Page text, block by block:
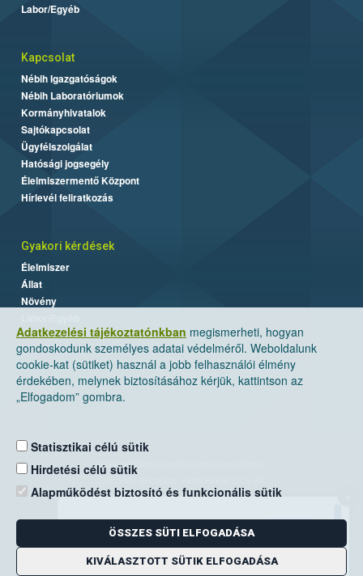
Adatkezelési tájékoztatónkban megismerheti, hogyan
gondoskodunk személyes adatai védelméről. Weboldalunk
cookie-kat (sütiket) használ a jobb felhasználói élmény
érdekében, melynek biztosításához kérjük, kattintson az
„Elfogadom” gombra.
Statisztikai célú sütik
Hirdetési célú sütik
Alapműködést biztosító és funkcionális sütik
ÖSSZES SÜTI ELFOGADÁSA
KIVÁLASZTOTT SÜTIK ELFOGADÁSA
Labor/Egyéb
Kapcsolat
Nébih Igazgatóságok
Nébih Laboratóriumok
Kormányhivatalok
Sajtókapcsolat
Ügyfélszolgálat
Hatósági jogsegély
Élelmiszermentő Központ
Hírlevél feliratkozás
Gyakori kérdések
Élelmiszer
Állat
Növény
Nemzeti Élelmiszerlánc-biztonsági Hivatal
Levelezési cím: 1525 Budapest. Pf. 30.
E-mail:ugyfelszolgalat@nebih.gov.hu
Zöld szám: 06-80/263-244
Telefon: 06-1/ 336-9000